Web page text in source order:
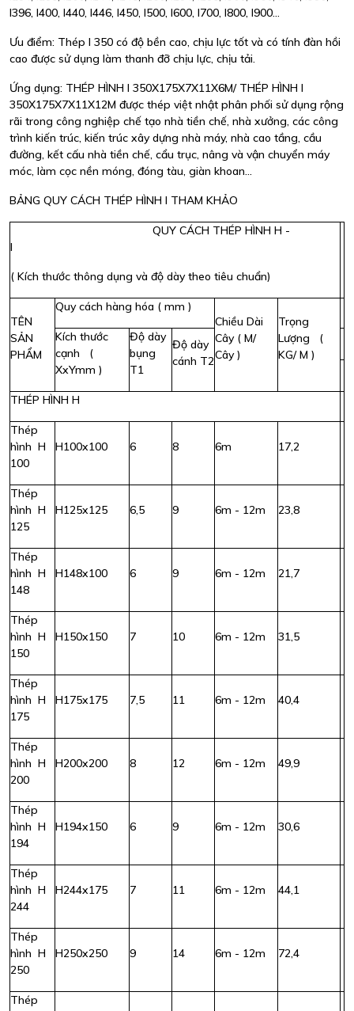
I396, I400, I440, I446, I450, I500, I600, I700, I800, I900…
Ưu điểm: Thép I 350 có độ bền cao, chịu lực tốt và có tính đàn hồi
cao được sử dụng làm thanh đỡ chịu lực, chịu tải.
Ứng dụng: THÉP HÌNH I 350X175X7X11X6M/ THÉP HÌNH I
350X175X7X11X12M được thép việt nhật phân phối sử dụng rộng
rãi trong công nghiệp chế tạo nhà tiền chế, nhà xưởng, các công
trình kiến trúc, kiến trúc xây dựng nhà máy, nhà cao tầng, cầu
đường, kết cấu nhà tiền chế, cẩu trục, nâng và vận chuyển máy
móc, làm cọc nền móng, đóng tàu, giàn khoan...
BẢNG QUY CÁCH THÉP HÌNH I THAM KHẢO
QUY CÁCH THÉP HÌNH H -
I
( Kích thước thông dụng và độ dày theo tiêu chuẩn)
TÊN
SẢN
PHẨM
Quy cách hàng hóa ( mm )
Chiều Dài
Cây ( M/
Cây )
Trọng
Lượng (
KG/ M )
Kích thước
cạnh (
XxYmm )
Độ dày
bụng
T1
Độ dày
cánh T2
THÉP HÌNH H
Thép
hình H
100
H100x100 6 8 6m 17,2
Thép
hình H
125
H125x125 6,5 9 6m - 12m 23,8
Thép
hình H
148
H148x100 6 9 6m - 12m 21,7
Thép
hình H
150
H150x150 7 10 6m - 12m 31,5
Thép
hình H
175
H175x175 7,5 11 6m - 12m 40,4
Thép
hình H
200
H200x200 8 12 6m - 12m 49,9
Thép
hình H
194
H194x150 6 9 6m - 12m 30,6
Thép
hình H
244
H244x175 7 11 6m - 12m 44,1
Thép
hình H
250
H250x250 9 14 6m - 12m 72,4
Thép